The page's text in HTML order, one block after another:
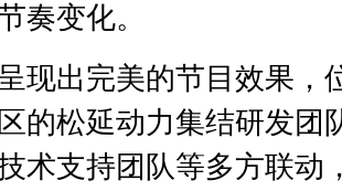
奏变化。
出完美的节目效果，
的松延动力集结研发团
术支持团队等多方联动